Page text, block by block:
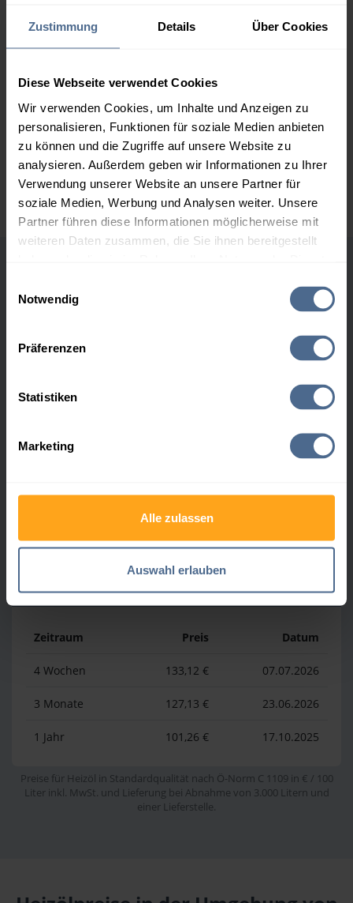
Zustimmung Details Über Cookies
Diese Webseite verwendet Cookies
Wir verwenden Cookies, um Inhalte und Anzeigen zu
personalisieren, Funktionen für soziale Medien anbieten
zu können und die Zugriffe auf unsere Website zu
analysieren. Außerdem geben wir Informationen zu Ihrer
Verwendung unserer Website an unsere Partner für
soziale Medien, Werbung und Analysen weiter. Unsere
Partner führen diese Informationen möglicherweise mit
weiteren Daten zusammen, die Sie ihnen bereitgestellt
Notwendig
Präferenzen
Statistiken
Marketing
Alle zulassen
Auswahl erlauben
2.000 Liter 0,00 €
3.000 Liter
158,21 €
5.000 Liter
156,70 €
156,70 €
0,00 €
Preise für Heizöl in Standardqualität nach Ö-Norm C 1109 in € / 100
Liter inkl. MwSt. und Lieferung bei einer Lieferstelle.
Höchst- und Tiefststände der
Heizölpreise in Scheifling
4 Wochen 30.07.2026
193,13 €
Heizölpreis-Tiefstwerte
Zeitraum Preis Datum
4 Wochen 133,12 € 07.07.2026
3 Monate 127,13 € 23.06.2026
1 Jahr 101,26 € 17.10.2025
Preise für Heizöl in Standardqualität nach Ö-Norm C 1109 in € / 100
Liter inkl. MwSt. und Lieferung bei Abnahme von 3.000 Litern und
einer Lieferstelle.